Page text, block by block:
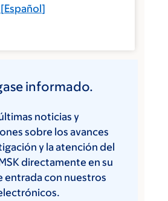
[Español]
informado.
noticias y
sobre los avances
y la atención del
directamente en su
entrada con nuestros